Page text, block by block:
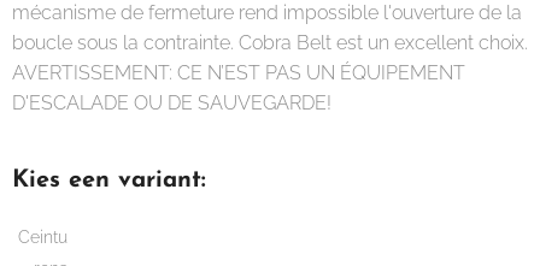
mécanisme de fermeture rend impossible l'ouverture de la
boucle sous la contrainte. Cobra Belt est un excellent choix.
AVERTISSEMENT: CE N’EST PAS UN ÉQUIPEMENT
D'ESCALADE OU DE SAUVEGARDE!
Kies een variant:
Ceintu